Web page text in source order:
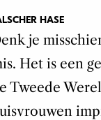
HASE
je
Het is een
Tweede